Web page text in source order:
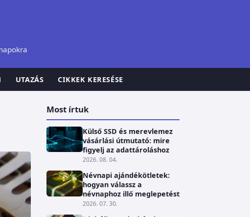
UTAZÁS CIKKEK KERESÉSE
Most írtuk
Külső SSD és merevlemez
vásárlási útmutató: mire
figyelj az adattároláshoz
2026. 08. 04.
Névnapi ajándékötletek:
hogyan válassz a
névnaphoz illő meglepetést
2026. 07. 30.